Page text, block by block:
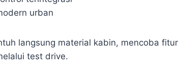
urban
langsung material kabin, mencoba
test drive.